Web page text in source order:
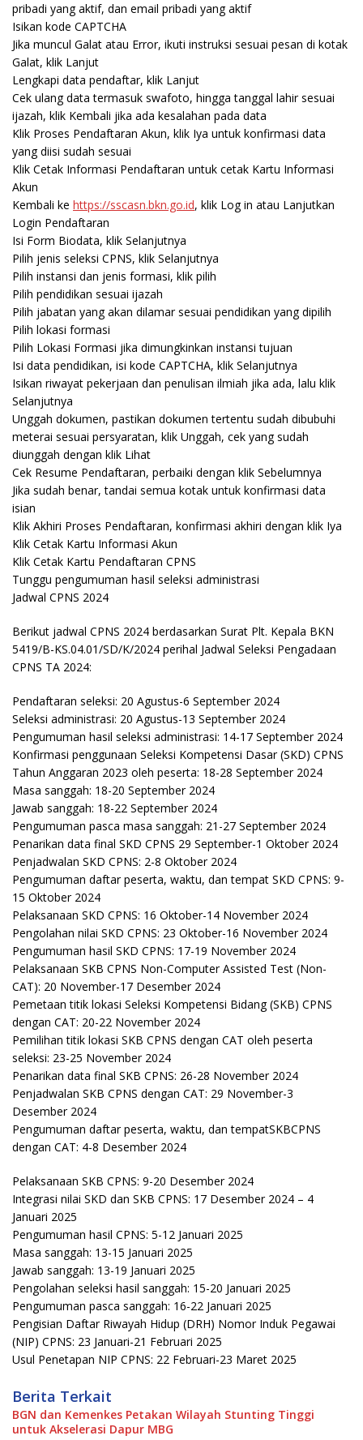
pribadi yang aktif, dan email pribadi yang aktif
Isikan kode CAPTCHA
Jika muncul Galat atau Error, ikuti instruksi sesuai pesan di kotak
Galat, klik Lanjut
Lengkapi data pendaftar, klik Lanjut
Cek ulang data termasuk swafoto, hingga tanggal lahir sesuai
ijazah, klik Kembali jika ada kesalahan pada data
Klik Proses Pendaftaran Akun, klik Iya untuk konfirmasi data
yang diisi sudah sesuai
Klik Cetak Informasi Pendaftaran untuk cetak Kartu Informasi
Akun
Kembali ke https://sscasn.bkn.go.id, klik Log in atau Lanjutkan
Login Pendaftaran
Isi Form Biodata, klik Selanjutnya
Pilih jenis seleksi CPNS, klik Selanjutnya
Pilih instansi dan jenis formasi, klik pilih
Pilih pendidikan sesuai ijazah
Pilih jabatan yang akan dilamar sesuai pendidikan yang dipilih
Pilih lokasi formasi
Pilih Lokasi Formasi jika dimungkinkan instansi tujuan
Isi data pendidikan, isi kode CAPTCHA, klik Selanjutnya
Isikan riwayat pekerjaan dan penulisan ilmiah jika ada, lalu klik
Selanjutnya
Unggah dokumen, pastikan dokumen tertentu sudah dibubuhi
meterai sesuai persyaratan, klik Unggah, cek yang sudah
diunggah dengan klik Lihat
Cek Resume Pendaftaran, perbaiki dengan klik Sebelumnya
Jika sudah benar, tandai semua kotak untuk konfirmasi data
isian
Klik Akhiri Proses Pendaftaran, konfirmasi akhiri dengan klik Iya
Klik Cetak Kartu Informasi Akun
Klik Cetak Kartu Pendaftaran CPNS
Tunggu pengumuman hasil seleksi administrasi
Jadwal CPNS 2024
Berikut jadwal CPNS 2024 berdasarkan Surat Plt. Kepala BKN
5419/B-KS.04.01/SD/K/2024 perihal Jadwal Seleksi Pengadaan
CPNS TA 2024:
Pendaftaran seleksi: 20 Agustus-6 September 2024
Seleksi administrasi: 20 Agustus-13 September 2024
Pengumuman hasil seleksi administrasi: 14-17 September 2024
Konfirmasi penggunaan Seleksi Kompetensi Dasar (SKD) CPNS
Tahun Anggaran 2023 oleh peserta: 18-28 September 2024
Masa sanggah: 18-20 September 2024
Jawab sanggah: 18-22 September 2024
Pengumuman pasca masa sanggah: 21-27 September 2024
Penarikan data final SKD CPNS 29 September-1 Oktober 2024
Penjadwalan SKD CPNS: 2-8 Oktober 2024
Pengumuman daftar peserta, waktu, dan tempat SKD CPNS: 9-
15 Oktober 2024
Pelaksanaan SKD CPNS: 16 Oktober-14 November 2024
Pengolahan nilai SKD CPNS: 23 Oktober-16 November 2024
Pengumuman hasil SKD CPNS: 17-19 November 2024
Pelaksanaan SKB CPNS Non-Computer Assisted Test (Non-
CAT): 20 November-17 Desember 2024
Pemetaan titik lokasi Seleksi Kompetensi Bidang (SKB) CPNS
dengan CAT: 20-22 November 2024
Pemilihan titik lokasi SKB CPNS dengan CAT oleh peserta
seleksi: 23-25 November 2024
Penarikan data final SKB CPNS: 26-28 November 2024
Penjadwalan SKB CPNS dengan CAT: 29 November-3
Desember 2024
Pengumuman daftar peserta, waktu, dan tempatSKBCPNS
dengan CAT: 4-8 Desember 2024
Pelaksanaan SKB CPNS: 9-20 Desember 2024
Integrasi nilai SKD dan SKB CPNS: 17 Desember 2024 – 4
Januari 2025
Pengumuman hasil CPNS: 5-12 Januari 2025
Masa sanggah: 13-15 Januari 2025
Jawab sanggah: 13-19 Januari 2025
Pengolahan seleksi hasil sanggah: 15-20 Januari 2025
Pengumuman pasca sanggah: 16-22 Januari 2025
Pengisian Daftar Riwayah Hidup (DRH) Nomor Induk Pegawai
(NIP) CPNS: 23 Januari-21 Februari 2025
Usul Penetapan NIP CPNS: 22 Februari-23 Maret 2025
Berita Terkait
BGN dan Kemenkes Petakan Wilayah Stunting Tinggi
untuk Akselerasi Dapur MBG